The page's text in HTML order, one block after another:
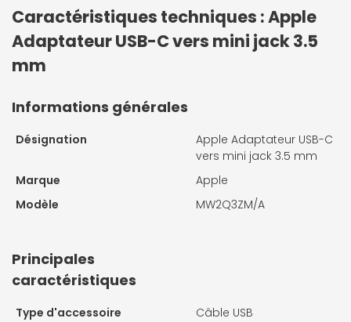
Caractéristiques techniques : Apple
Adaptateur USB-C vers mini jack 3.5
mm
Informations générales
Désignation
Apple Adaptateur USB-C
vers mini jack 3.5 mm
Marque
Apple
Modèle
MW2Q3ZM/A
Principales
caractéristiques
Type d'accessoire Câble USB